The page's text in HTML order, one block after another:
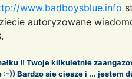
www.badboysblue.info
autoryzowane
!! Twoje kilkuletnie
:-)) Bardzo sie ciesze i ... jestem